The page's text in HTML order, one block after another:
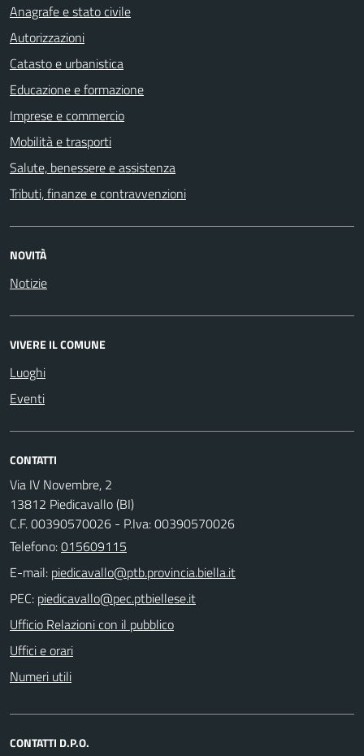
Anagrafe e stato civile
Autorizzazioni
Catasto e urbanistica
Educazione e formazione
Imprese e commercio
Mobilità e trasporti
Salute, benessere e assistenza
Tributi, finanze e contravvenzioni
NOVITÀ
Notizie
VIVERE IL COMUNE
Luoghi
Eventi
CONTATTI
Via IV Novembre, 2
13812 Piedicavallo (BI)
C.F. 00390570026 - P.Iva: 00390570026
Telefono:015609115
E-mail:
PEC:
Ufficio Relazioni con il pubblico
Uffici e orari
Numeri utili
CONTATTI D.P.O.